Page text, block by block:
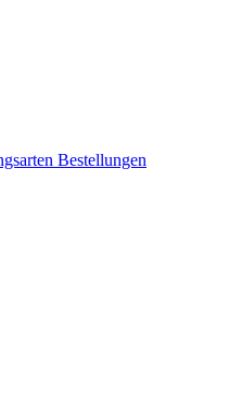
Bestellungen